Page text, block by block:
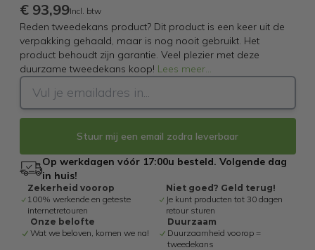
€ 93,99Incl. btw
Reden tweedekans product? Dit product is een keer uit de
verpakking gehaald, maar is nog nooit gebruikt. Het
product behoudt zijn garantie. Veel plezier met deze
duurzame tweedekans koop! Lees meer...
Stuur mij een email zodra leverbaar
Op werkdagen vóór 17:00u besteld. Volgende dag
in huis!
Zekerheid voorop
100% werkende en geteste
internetretouren
Niet goed? Geld terug!
Je kunt producten tot 30 dagen
retour sturen
Onze belofte
Wat we beloven, komen we na!
Duurzaam
Duurzaamheid voorop =
tweedekans